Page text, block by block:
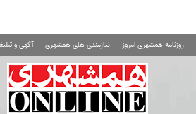
روزنامه همشهری امروز نیازمندی های همشهری آگهی و